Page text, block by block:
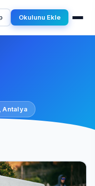
Okulunu Ekle
Antalya